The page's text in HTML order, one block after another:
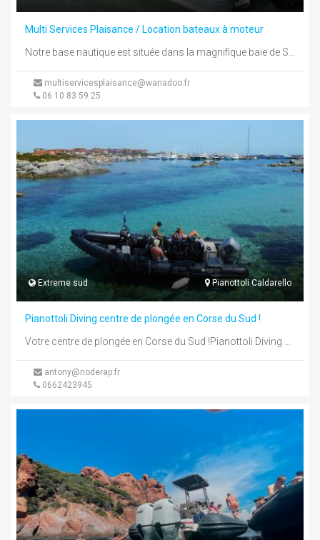
Multi Services Plaisance / Location bateaux à moteur
multiservicesplaisance@wanadoo.fr
06 10 83 59 25
Extreme sud Pianottoli Caldarello
Pianottoli Diving centre de plongée en Corse du Sud !
antony@noderap.fr
0662423945